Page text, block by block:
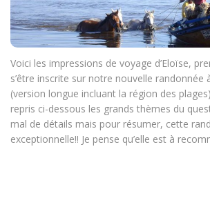
Voici les impressions de voyage d’Eloïse,
s’être inscrite sur notre nouvelle randonnée
(version longue incluant la région des
repris ci-dessous les grands thèmes du
mal de détails mais pour résumer, cette
exceptionnelle!! Je pense qu’elle est à